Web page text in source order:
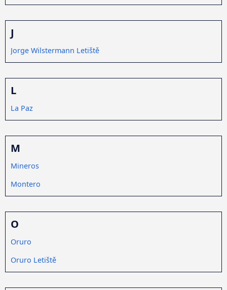
J
Jorge Wilstermann Letiště
L
La Paz
M
Mineros
Montero
O
Oruro
Oruro Letiště